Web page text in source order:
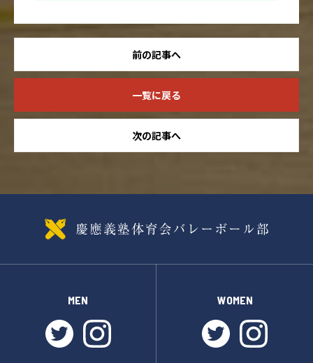
前の記事へ
一覧に戻る
次の記事へ
MEN
twitterinstagram
WOMEN
twitter